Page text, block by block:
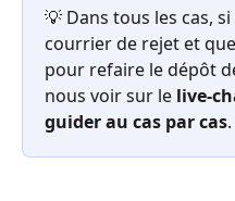
💡 Dans tous les cas,
courrier de rejet et
pour refaire le dépôt
nous voir sur le live-
guider au cas par cas.